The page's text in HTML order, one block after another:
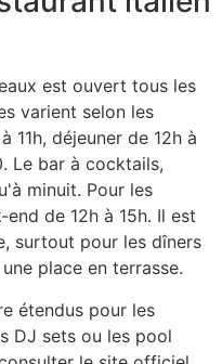
est ouvert tous les
varient selon les
11h, déjeuner de 12h à
Le bar à cocktails,
minuit. Pour les
de 12h à 15h. Il est
surtout pour les dîners
place en terrasse.
étendus pour les
DJ sets ou les pool